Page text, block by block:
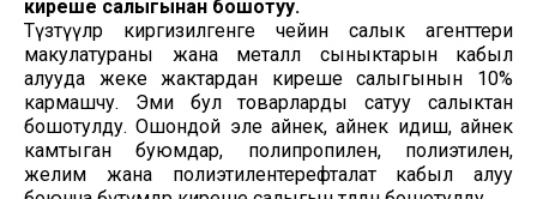
киреше салыгынан бошотуу.
Түзөтүүлөр киргизилгенге чейин салык агенттери
макулатураны жана металл сыныктарын кабыл
алууда жеке жактардан киреше салыгынын 10%
кармашчу. Эми бул товарларды сатуу салыктан
бошотулду. Ошондой эле айнек, айнек идиш, айнек
камтыган буюмдар, полипропилен, полиэтилен,
желим жана полиэтилентерефталат кабыл алуу